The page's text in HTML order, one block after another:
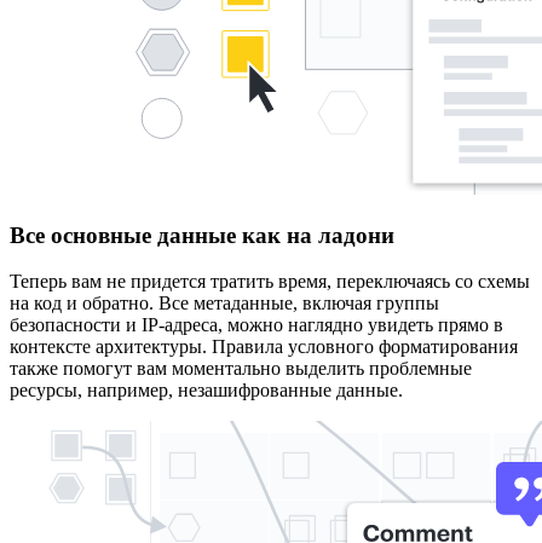
Все основные данные как на ладони
Теперь вам не придется тратить время, переключаясь со схемы
на код и обратно. Все метаданные, включая группы
безопасности и IP-адреса, можно наглядно увидеть прямо в
контексте архитектуры. Правила условного форматирования
также помогут вам моментально выделить проблемные
ресурсы, например, незашифрованные данные.